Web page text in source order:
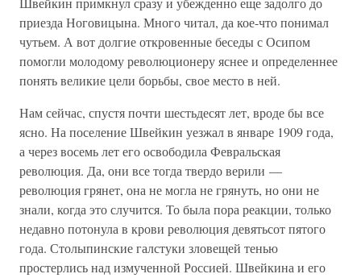
приезда Ноговицына. Много читал, да кое-что понимал
чутьем. А вот долгие откровенные беседы с Осипом
помогли молодому революционеру яснее и определеннее
понять великие цели борьбы, свое место в ней.
Нам сейчас, спустя почти шестьдесят лет, вроде бы все
ясно. На поселение Швейкин уезжал в январе 1909 года,
а через восемь лет его освободила Февральская
революция. Да, они все тогда твердо верили —
революция грянет, она не могла не грянуть, но они не
знали, когда это случится. То была пора реакции, только
недавно потонула в крови революция девятьсот пятого
года. Столыпинские галстуки зловещей тенью
простерлись над измученной Россией. Швейкина и его